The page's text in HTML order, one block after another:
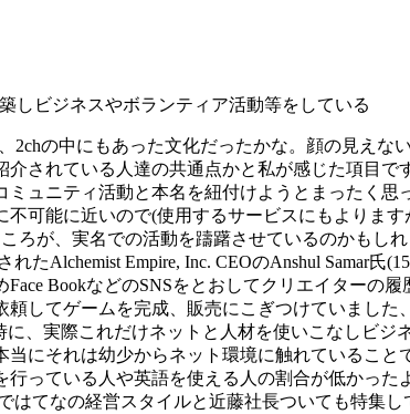
しビジネスやボランティア活動等をしている
2chの中にもあった文化だったかな。顔の見え
されている人達の共通点かと私が感じた項目
ュニティ活動と本名を紐付けようとまったく
可能に近いので(使用するサービスにもよりま
ろが、実名での活動を躊躇させているのかもし
たAlchemist Empire, Inc. CEOのAnshul Samar氏
BookなどのSNSをとおしてクリエイターの
してゲームを完成、販売にこぎつけていまし
、実際これだけネットと人材を使いこなしビジ
にそれは幼少からネット環境に触れているこ
っている人や英語を使える人の割合が低かっ
てなの経営スタイルと近藤社長ついても特集